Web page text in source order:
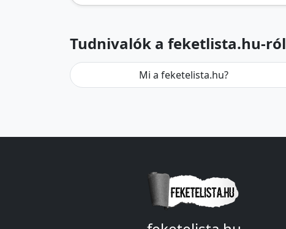
Tudnivalók a feketlista.hu-ról
Mi a feketelista.hu?